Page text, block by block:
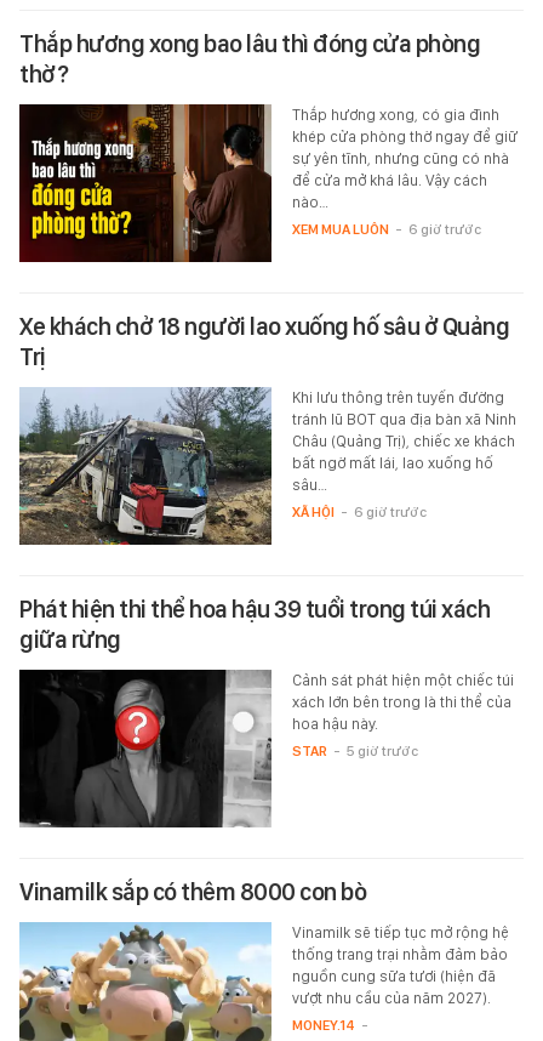
Thắp hương xong bao lâu thì đóng cửa phòng
thờ?
Thắp hương xong, có gia đình
khép cửa phòng thờ ngay để giữ
sự yên tĩnh, nhưng cũng có nhà
để cửa mở khá lâu. Vậy cách
nào…
XEM MUA LUÔN - 6 giờ trước
Xe khách chở 18 người lao xuống hố sâu ở Quảng
Trị
Khi lưu thông trên tuyến đường
tránh lũ BOT qua địa bàn xã Ninh
Châu (Quảng Trị), chiếc xe khách
bất ngờ mất lái, lao xuống hố
sâu…
XÃ HỘI - 6 giờ trước
Phát hiện thi thể hoa hậu 39 tuổi trong túi xách
giữa rừng
Cảnh sát phát hiện một chiếc túi
xách lớn bên trong là thi thể của
hoa hậu này.
STAR - 5 giờ trước
Vinamilk sắp có thêm 8000 con bò
Vinamilk sẽ tiếp tục mở rộng hệ
thống trang trại nhằm đảm bảo
nguồn cung sữa tươi (hiện đã
vượt nhu cầu của năm 2027).
MONEY.14 -